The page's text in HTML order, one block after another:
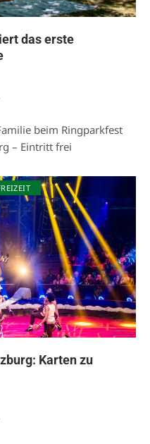
das erste
beim Ringparkfest
– Eintritt frei
Karten zu